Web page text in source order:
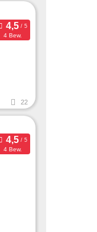
4 Bew.
22
4 Bew.